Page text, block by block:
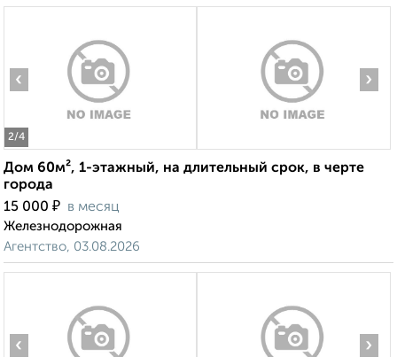
2/4
‹ ›
Дом 60м², 1-этажный, на длительный срок, в черте
города
15 000 ₽ в месяц
Железнодорожная
Агентство, 03.08.2026
‹ ›